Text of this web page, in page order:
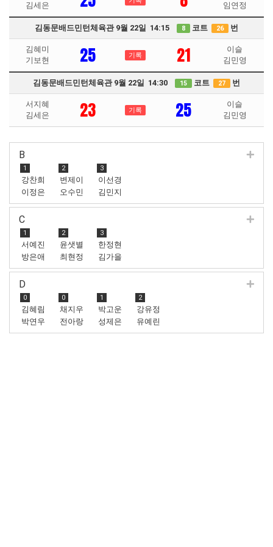
김세은 임연정
김동문배드민턴체육관 9월 22일 14:15 8 코트 26 번
김혜미
기보현
25 기록 21
이슬
김민영
김동문배드민턴체육관 9월 22일 14:30 15 코트 27 번
서지혜
김세은
23 기록 25
이슬
김민영
B
1
강찬희
이정은
2
변제이
오수민
3
이선경
김민지
C
1
서예진
방은애
2
윤샛별
최현정
3
한정현
김가을
D
0
김혜림
박연우
0
채지우
전아랑
1
박고운
성제은
2
강유정
유예린